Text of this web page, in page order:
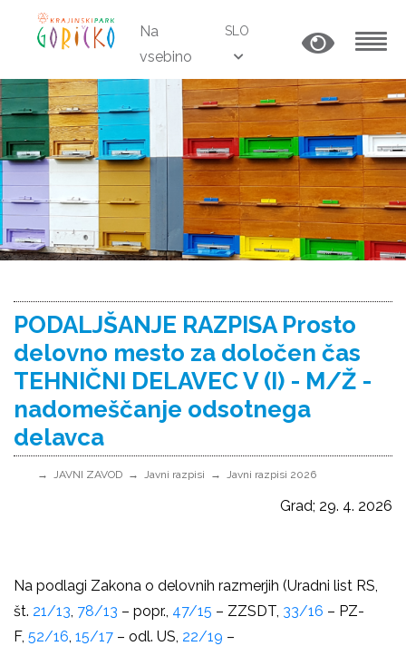
Na
vsebino
SLO
PODALJŠANJE RAZPISA Prosto
delovno mesto za določen čas
TEHNIČNI DELAVEC V (I) - M/Ž -
nadomeščanje odsotnega
delavca
JAVNI ZAVOD Javni razpisi Javni razpisi 2026
Grad; 29. 4. 2026
Na podlagi Zakona o delovnih razmerjih (Uradni list RS,
št. 21/13, 78/13 – popr., 47/15 – ZZSDT, 33/16 – PZ-
F, 52/16, 15/17 – odl. US, 22/19 –